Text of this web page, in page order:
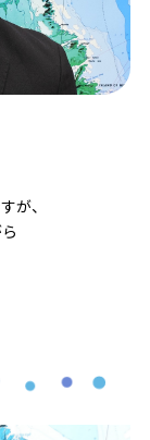
が、